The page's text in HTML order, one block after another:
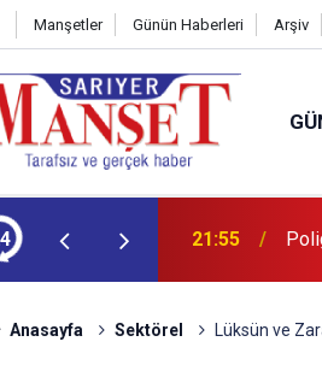
Manşetler Günün Haberleri Arşiv
21:55
Anasayfa Sektörel Lüksün ve